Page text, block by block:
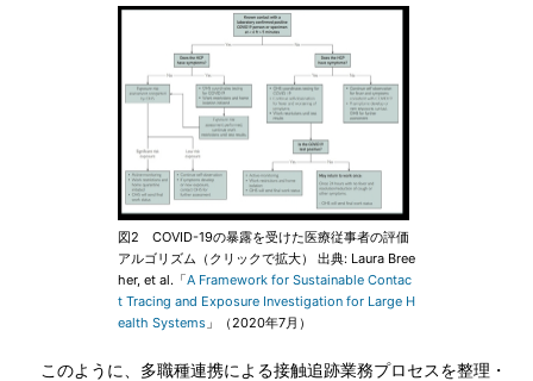
図2 COVID-19の暴露を受けた医療従事者の評価
アルゴリズム（クリックで拡大） 出典: Laura Bree
her, et al.「A Framework for Sustainable Contac
t Tracing and Exposure Investigation for Large H
ealth Systems 」（2020年7月）
このように、多職種連携による接触追跡業務プロセスを整理・